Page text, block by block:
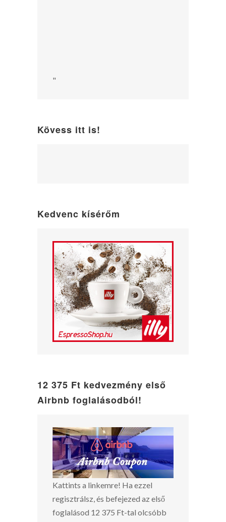
"
Kövess itt is!
Kedvenc kísérőm
12 375 Ft kedvezmény első
Airbnb foglalásodból!
Kattints a linkemre! Ha ezzel
regisztrálsz, és befejezed az első
foglalásod 12 375 Ft-tal olcsóbb